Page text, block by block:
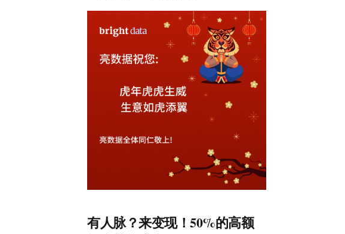
有人脉？来变现！50%的高额